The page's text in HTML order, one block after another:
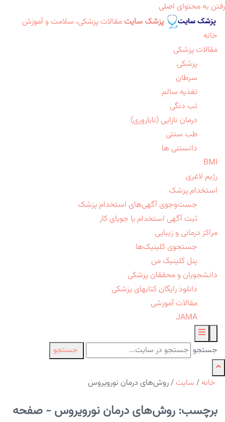
رفتن به محتوای اصلی
پزشک سایت مقالات پزشکی، سلامت و آموزش
خانه
مقالات پزشکی
پزشکی
سرطان
تغذیه سالم
تب دنگی
درمان نازایی (ناباروری)
طب سنتی
دانستنی ها
BMI
رژیم لاغری
استخدام پزشک
جست‌وجوی آگهی‌های استخدام پزشک
ثبت آگهی استخدام یا جویای کار
مراکز درمانی و زیبایی
جستجوی کلینیک‌ها
پنل کلینیک من
دانشجویان و محققان پزشکی
دانلود رایگان کتابهای پزشکی
مقالات آموزشی
JAMA
جستجو جستجو
خانه / سایت /روش‌های درمان نورویروس
برچسب: روش‌های درمان نورویروس - صفحه